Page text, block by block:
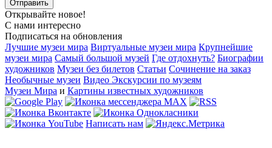
Открывайте новое!
С нами интересно
Подписаться на обновления
Лучшие музеи мира Виртуальные музеи мира Крупнейшие
музеи мира Самый большой музей Где отдохнуть? Биографии
художников Музеи без билетов Статьи Сочинение на заказ
Необычные музеи Видео Экскурсии по музеям
Музеи Мира и Картины известных художников
Написать нам